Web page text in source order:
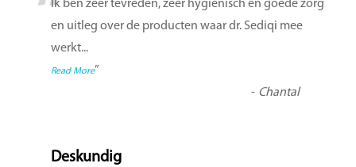
“Ik ben zeer tevreden, zeer hygiënisch en goede zorg
en uitleg over de producten waar dr. Sediqi mee
werkt...
Read More”
- Chantal
Deskundig